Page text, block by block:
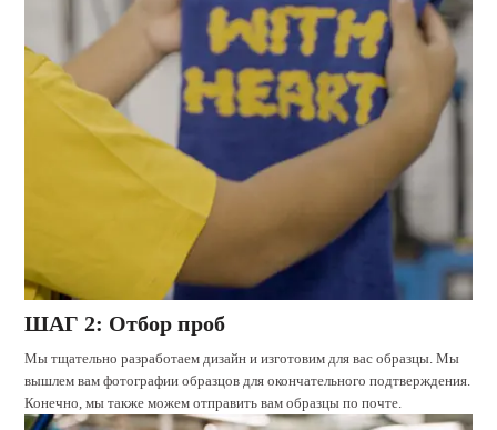
ШАГ 2: Отбор проб
Мы тщательно разработаем дизайн и изготовим для вас образцы. Мы
вышлем вам фотографии образцов для окончательного подтверждения.
Конечно, мы также можем отправить вам образцы по почте.